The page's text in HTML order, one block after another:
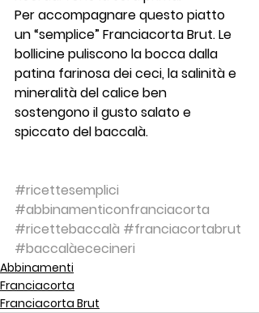
Per accompagnare questo piatto
un “semplice” Franciacorta Brut. Le
bollicine puliscono la bocca dalla
patina farinosa dei ceci, la salinità e
mineralità del calice ben
sostengono il gusto salato e
spiccato del baccalà.
#ricettesemplici
#abbinamenticonfranciacorta
#ricettebaccalà #franciacortabrut
#baccalàececineri
Abbinamenti
Franciacorta
Franciacorta Brut